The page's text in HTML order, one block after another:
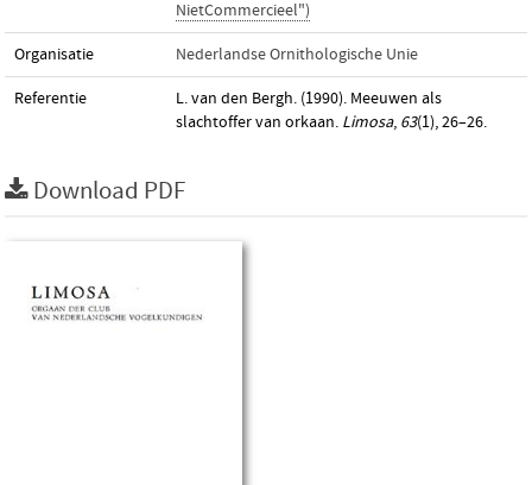
NietCommercieel")
Organisatie Nederlandse Ornithologische Unie
Referentie
L. van den Bergh. (1990). Meeuwen als
slachtoffer van orkaan. Limosa, 63(1), 26–26.
Download PDF